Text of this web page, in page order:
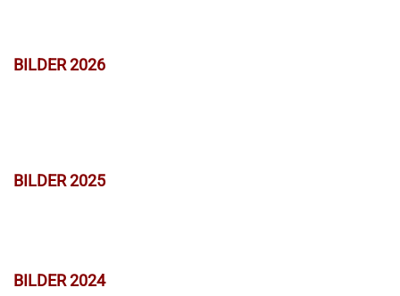
BILDER 2026
BILDER 2025
BILDER 2024